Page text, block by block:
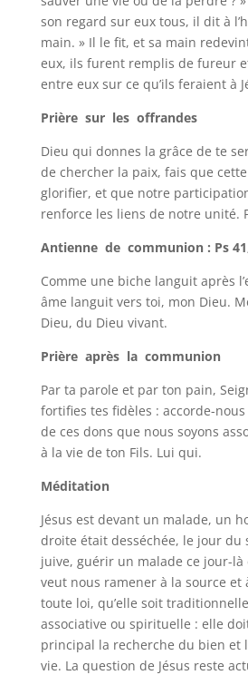
son regard sur eux tous, il dit à
main. » Il le fit, et sa main
eux, ils furent remplis de fureur
entre eux sur ce qu’ils feraient à
Prière sur les offrandes
Dieu qui donnes la grâce de te
de chercher la paix, fais que
glorifier, et que notre
renforce les liens de notre unité.
Antienne de communion : Ps
Comme une biche languit après
âme languit vers toi, mon Dieu.
Dieu, du Dieu vivant.
Prière après la communion
Par ta parole et par ton pain,
fortifies tes fidèles : accorde-
de ces dons que nous soyons
à la vie de ton Fils. Lui qui.
Méditation
Jésus est devant un malade, un
droite était desséchée, le jour du
juive, guérir un malade ce jour-là
veut nous ramener à la source et
toute loi, qu’elle soit
associative ou spirituelle : elle
principal la recherche du bien et
vie. La question de Jésus reste